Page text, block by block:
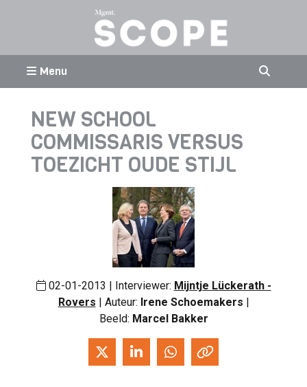
Menu
NEW SCHOOL
COMMISSARIS VERSUS
TOEZICHT OUDE STIJL
02-01-2013 | Interviewer: Mijntje Lückerath -
Rovers | Auteur: Irene Schoemakers |
Beeld: Marcel Bakker